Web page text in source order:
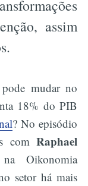
assim
mudar no
18% do PIB
? No episódio
comRaphael
Oikonomia
setor há mais